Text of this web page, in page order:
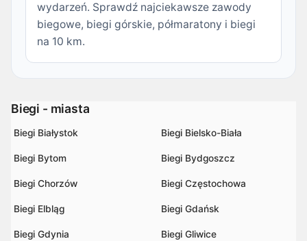
wydarzeń. Sprawdź najciekawsze zawody
biegowe, biegi górskie, półmaratony i biegi
na 10 km.
Biegi - miasta
Biegi Białystok Biegi Bielsko-Biała
Biegi Bytom Biegi Bydgoszcz
Biegi Chorzów Biegi Częstochowa
Biegi Elbląg Biegi Gdańsk
Biegi Gdynia Biegi Gliwice